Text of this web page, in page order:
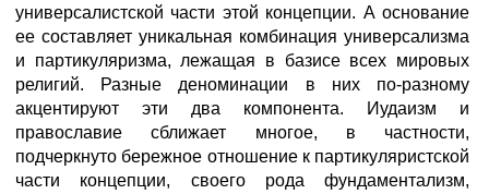
универсалистской части этой концепции. А основание
ее составляет уникальная комбинация универсализма
и партикуляризма, лежащая в базисе всех мировых
религий. Разные деноминации в них по-разному
акцентируют эти два компонента. Иудаизм и
православие сближает многое, в частности,
подчеркнуто бережное отношение к партикуляристской
части концепции, своего рода фундаментализм,